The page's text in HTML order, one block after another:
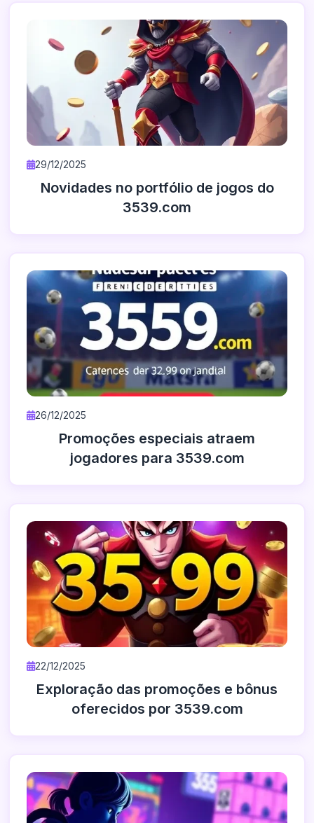
29/12/2025
Novidades no portfólio de jogos do
3539.com
26/12/2025
Promoções especiais atraem
jogadores para 3539.com
22/12/2025
Exploração das promoções e bônus
oferecidos por 3539.com